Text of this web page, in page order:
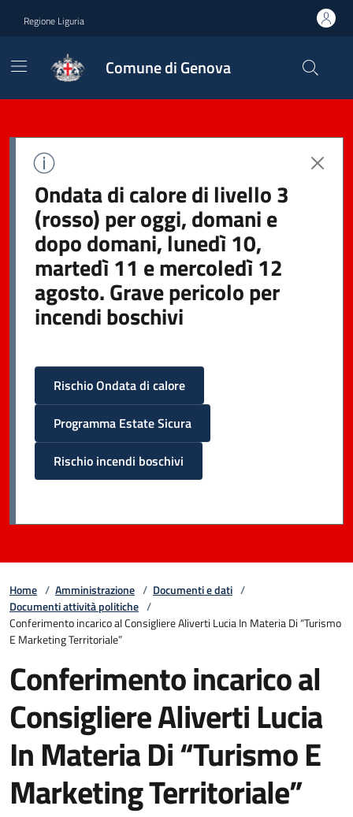
Regione Liguria
Comune di Genova
Ondata di calore di livello 3
(rosso) per oggi, domani e
dopo domani, lunedì 10,
martedì 11 e mercoledì 12
agosto. Grave pericolo per
incendi boschivi
Rischio Ondata di calore
Programma Estate Sicura
Rischio incendi boschivi
Home / Amministrazione / Documenti e dati /
Documenti attività politiche /
Conferimento incarico al Consigliere Aliverti Lucia In Materia Di “Turismo
E Marketing Territoriale”
Conferimento incarico al
Consigliere Aliverti Lucia
In Materia Di “Turismo E
Marketing Territoriale”